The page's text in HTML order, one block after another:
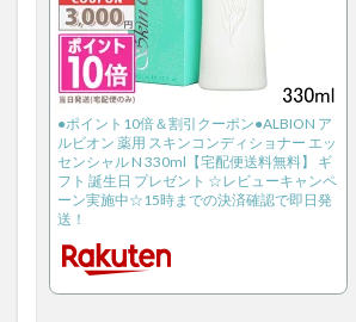
●ポイント10倍＆割引クーポン●ALBION ア
ルビオン 薬用 スキンコンディショナー エッ
センシャル N 330ml【宅配便送料無料】 ギ
フト 誕生日 プレゼント ☆レビューキャンペ
ーン実施中☆15時までの決済確認で即日発
送！